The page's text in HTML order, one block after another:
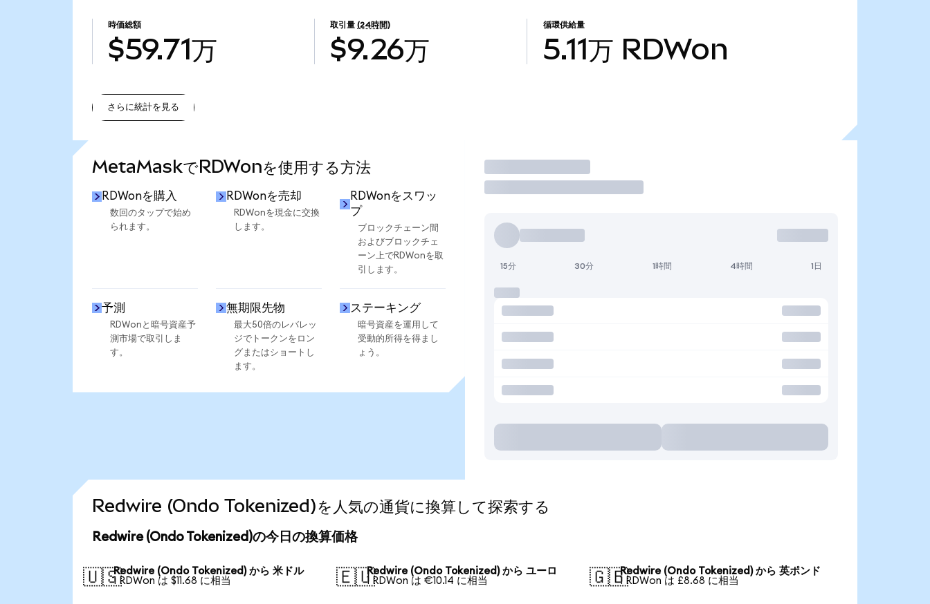
時価総額
$59.71万
取引量 (24時間)
$9.26万
循環供給量
5.11万 RDWon
さらに統計を見る
MetaMaskでRDWonを使用する方法
RDWonを購入
数回のタップで始め
られます。
RDWonを売却
RDWonを現金に交換
します。
RDWonをスワッ
プ
ブロックチェーン間
およびブロックチェ
ーン上でRDWonを取
引します。
予測
RDWonと暗号資産予
測市場で取引しま
す。
無期限先物
最大50倍のレバレッ
ジでトークンをロン
グまたはショートし
ます。
ステーキング
暗号資産を運用して
受動的所得を得まし
ょう。
取引
15分 30分 1時間 4時間 1日
Redwire (Ondo Tokenized)を人気の通貨に換算して探索する
Redwire (Ondo Tokenized)の今日の換算価格
🇺🇸Redwire (Ondo Tokenized) から 米ドル
1 RDWon は $11.68 に相当
🇪🇺Redwire (Ondo Tokenized) から ユーロ
1 RDWon は €10.14 に相当
🇬🇧Redwire (Ondo Tokenized) から 英ポンド
1 RDWon は £8.68 に相当